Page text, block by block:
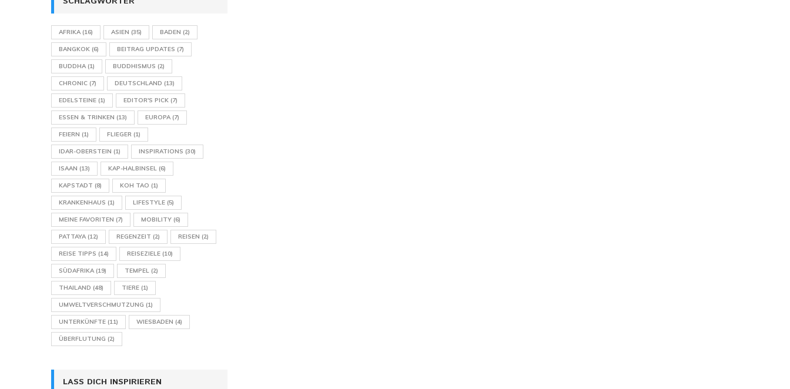
AFRIKA(16) ASIEN (35) BADEN (2)
BANGKOK (6) BEITRAG UPDATES (7)
BUDDHA(1) BUDDHISMUS (2)
CHRONIC (7) DEUTSCHLAND (13)
EDELSTEINE (1) EDITOR'S PICK (7)
ESSEN & TRINKEN (13) EUROPA(7)
FEIERN (1) FLIEGER (1)
IDAR-OBERSTEIN (1) INSPIRATIONS (30)
ISAAN (13) KAP-HALBINSEL (6)
KAPSTADT (8) KOH TAO (1)
KRANKENHAUS (1) LIFESTYLE (5)
MEINE FAVORITEN (7) MOBILITY (6)
PATTAYA(12) REGENZEIT (2) REISEN (2)
REISE TIPPS (14) REISEZIELE (10)
SÜDAFRIKA(19) TEMPEL (2)
THAILAND (48) TIERE (1)
UMWELTVERSCHMUTZUNG (1)
UNTERKÜNFTE (11) WIESBADEN (4)
ÜBERFLUTUNG (2)
LASS DICH INSPIRIEREN